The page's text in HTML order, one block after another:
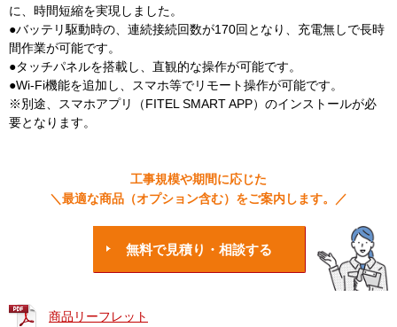
に、時間短縮を実現しました。
●バッテリ駆動時の、連続接続回数が170回となり、充電無しで長時
間作業が可能です。
●タッチパネルを搭載し、直観的な操作が可能です。
●Wi-Fi機能を追加し、スマホ等でリモート操作が可能です。
※別途、スマホアプリ（FITEL SMART APP）のインストールが必
要となります。
工事規模や期間に応じた
＼最適な商品（オプション含む）をご案内します。／
無料で見積り・相談する
商品リーフレット